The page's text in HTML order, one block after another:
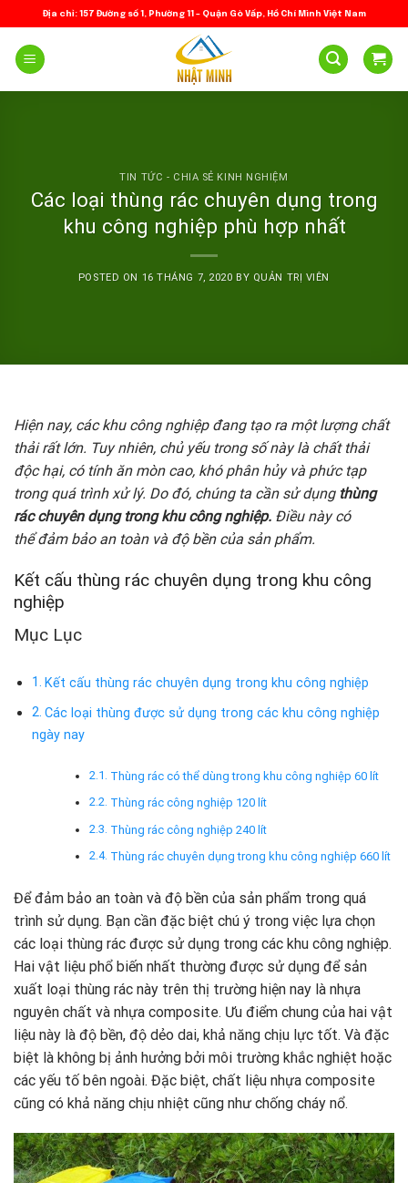
to
content
Địa chỉ: 157 Đường số 1, Phường 11 – Quận Gò Vấp, Hồ Chí Minh Việt Nam
TIN TỨC - CHIA SẺ KINH NGHIỆM
Các loại thùng rác chuyên dụng trong
khu công nghiệp phù hợp nhất
POSTED ON 16 THÁNG 7, 2020 BY QUẢN TRỊ VIÊN
Hiện nay, các khu công nghiệp đang tạo ra một lượng chất
thải rất lớn. Tuy nhiên, chủ yếu trong số này là chất thải
độc hại, có tính ăn mòn cao, khó phân hủy và phức tạp
trong quá trình xử lý. Do đó, chúng ta cần sử dụng thùng
rác chuyên dụng trong khu công nghiệp. Điều này có
thể đảm bảo an toàn và độ bền của sản phẩm.
Kết cấu thùng rác chuyên dụng trong khu công
nghiệp
Mục Lục
Kết cấu thùng rác chuyên dụng trong khu công nghiệp
Các loại thùng được sử dụng trong các khu công nghiệp
ngày nay
Thùng rác có thể dùng trong khu công nghiệp 60 lít
Thùng rác công nghiệp 120 lít
Thùng rác công nghiệp 240 lít
Thùng rác chuyên dụng trong khu công nghiệp 660 lít
Để đảm bảo an toàn và độ bền của sản phẩm trong quá
trình sử dụng. Bạn cần đặc biệt chú ý trong việc lựa chọn
các loại thùng rác được sử dụng trong các khu công nghiệp.
Hai vật liệu phổ biến nhất thường được sử dụng để sản
xuất loại thùng rác này trên thị trường hiện nay là nhựa
nguyên chất và nhựa composite. Ưu điểm chung của hai vật
liệu này là độ bền, độ dẻo dai, khả năng chịu lực tốt. Và đặc
biệt là không bị ảnh hưởng bởi môi trường khắc nghiệt hoặc
các yếu tố bên ngoài. Đặc biệt, chất liệu nhựa composite
cũng có khả năng chịu nhiệt cũng như chống cháy nổ.